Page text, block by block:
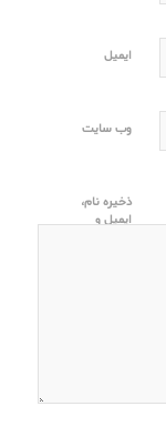
ایمیل
وب‌ سایت
ذخیره نام،
ایمیل و